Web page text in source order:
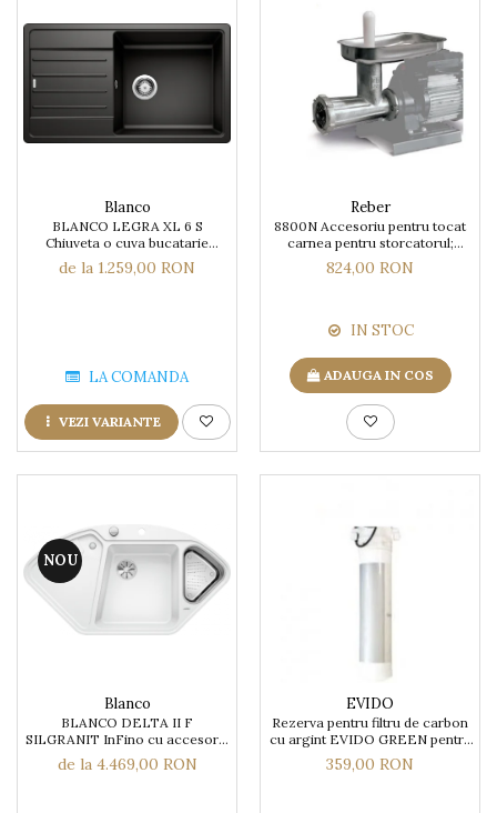
Blanco
BLANCO LEGRA XL 6 S
Chiuveta o cuva bucatarie
silgranit 86x50 cm
de la 1.259,00 RON
LA COMANDA
VEZI VARIANTE
Reber
8800N Accesoriu pentru tocat
carnea pentru storcatorul;
electric Reber 9000N
824,00 RON
IN STOC
ADAUGA IN COS
NOU
Blanco
BLANCO DELTA II F
SILGRANIT InFino cu accesoriu
inox si cu excentric
de la 4.469,00 RON
EVIDO
Rezerva pentru filtru de carbon
cu argint EVIDO GREEN pentru
bateriile de apa filtrata
359,00 RON